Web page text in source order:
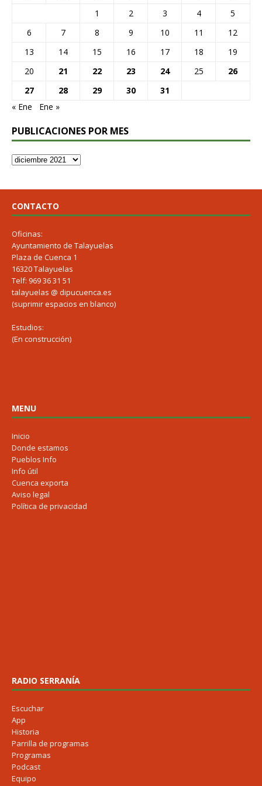
1
2 3 4
5
6
7 8 9 10 11
12
13
14 15 16 17 18
19
20
21 22 23 24 25
26
27
28 29 30
31
« Ene
Ene »
PUBLICACIONES POR MES
CONTACTO
Oficinas:
Ayuntamiento de Talayuelas
Plaza de Cuenca 1
16320 Talayuelas
Telf: 969 36 31 51
talayuelas @ dipucuenca.es
(suprimir espacios en blanco)
Estudios:
(En construcción)
MENU
Inicio
Donde estamos
Pueblos Info
Info útil
Cuenca exporta
Aviso legal
Política de privacidad
RADIO SERRANÍA
Escuchar
App
Historia
Parrilla de programas
Programas
Podcast
Equipo